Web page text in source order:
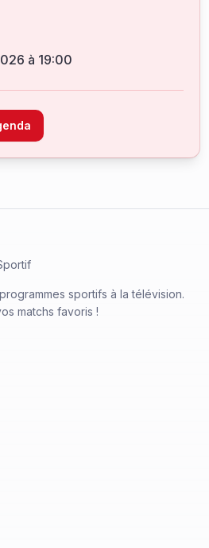
à 19:00
sportifs à la télévision.
matchs favoris !